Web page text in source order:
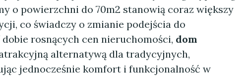
o powierzchni do 70m2 stanowią coraz większy
co świadczy o zmianie podejścia do
rosnących cen nieruchomości, dom
alternatywą dla tradycyjnych,
jednocześnie komfort i funkcjonalność w